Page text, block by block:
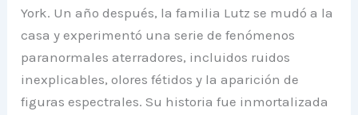
York. Un año después, la familia Lutz se mudó a la
casa y experimentó una serie de fenómenos
paranormales aterradores, incluidos ruidos
inexplicables, olores fétidos y la aparición de
figuras espectrales. Su historia fue inmortalizada